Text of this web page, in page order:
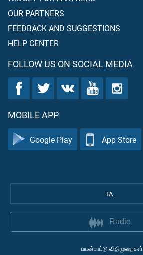
OUR PARTNERS
FEEDBACK AND SUGGESTIONS
HELP CENTER
FOLLOW US ON SOCIAL MEDIA
MOBILE APP
Google Play App Store
TA
Radio
பயன்பாட்டு விதிமுறைகள்